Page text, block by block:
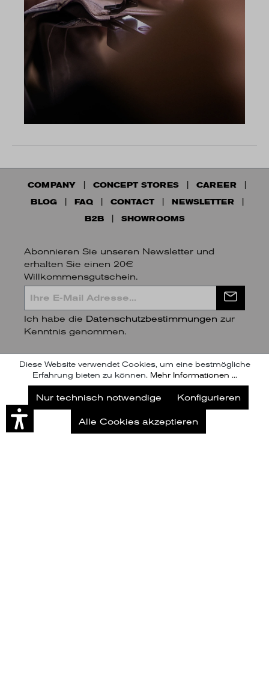
COMPANY CONCEPT STORES
CAREER
BLOG
FAQ CONTACT
NEWSLETTER
B2B
SHOWROOMS
Abonnieren Sie unseren Newsletter und
erhalten Sie einen 20€
Willkommensgutschein.
Ich habe die Datenschutzbestimmungen zur
Kenntnis genommen.
Diese Website verwendet Cookies, um eine bestmögliche
Erfahrung bieten zu können. Mehr Informationen ...
Nur technisch notwendige Konfigurieren
Alle Cookies akzeptieren